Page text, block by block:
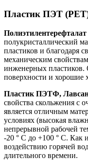
Пластик ПЭТ
полукристаллический
пластиков и благодаря
механическим
инженерных пластиков.
поверхности и хорошие
Пластик ПЭТФ,
свойства скольжения с
является отличным
условиях (высокая
непрерывной рабочей
-20 ° C до +100 ° C.
воздействию горячей
длительного времени.